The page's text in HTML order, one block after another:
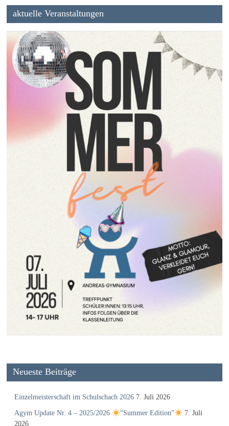
aktuelle Veranstaltungen
Neueste Beiträge
Einzelmeisterschaft im Schulschach 2026 7. Juli 2026
Agym Update Nr. 4 – 2025/2026 “Summer Edition”
7. Juli
2026